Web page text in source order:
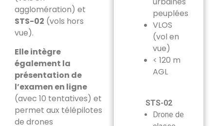
agglomération) et
STS-02 (vols hors
vue).
Elle intègre
également la
présentation de
l’examen en ligne
(avec 10 tentatives) et
permet aux télépilotes
de drones
peuplées
VLOS
(vol en
vue)
< 120 m
AGL
STS-02
Drone de